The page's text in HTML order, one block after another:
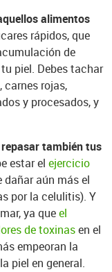
alimentos
rápidos, que
de
piel. Debes tachar
rojas,
y procesados, y
repasar también tus
estar el ejercicio
aún más el
por la celulitis). Y
ya queel
de toxinasen el
empeoran la
piel en general.